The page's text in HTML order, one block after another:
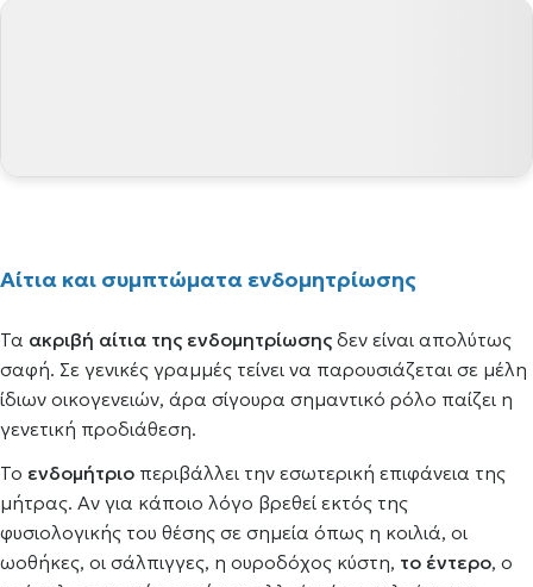
Αίτια και συμπτώματα ενδομητρίωσης
Τα ακριβή αίτια της ενδομητρίωσης δεν είναι απολύτως
σαφή. Σε γενικές γραμμές τείνει να παρουσιάζεται σε μέλη
ίδιων οικογενειών, άρα σίγουρα σημαντικό ρόλο παίζει η
γενετική προδιάθεση.
Το ενδομήτριο περιβάλλει την εσωτερική επιφάνεια της
μήτρας. Αν για κάποιο λόγο βρεθεί εκτός της
φυσιολογικής του θέσης σε σημεία όπως η κοιλιά, οι
ωοθήκες, οι σάλπιγγες, η ουροδόχος κύστη, το έντερο, ο